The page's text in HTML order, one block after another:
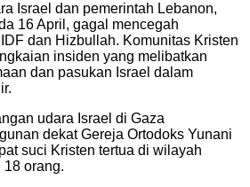
Israel dan pemerintah Lebanon,
16 April, gagal mencegah
dan Hizbullah. Komunitas Kristen
insiden yang melibatkan
dan pasukan Israel dalam
udara Israel di Gaza
dekat Gereja Ortodoks Yunani
suci Kristen tertua di wilayah
18 orang.